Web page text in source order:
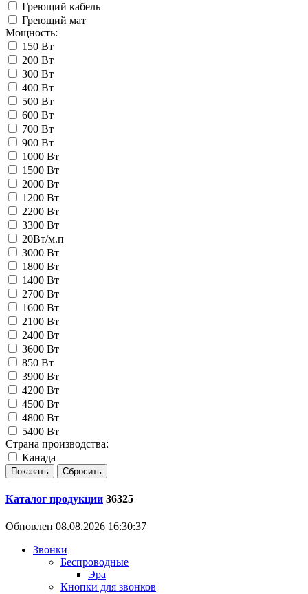
Греющий кабель
Греющий мат
Мощность:
150 Вт
200 Вт
300 Вт
400 Вт
500 Вт
600 Вт
700 Вт
900 Вт
1000 Вт
1500 Вт
2000 Вт
1200 Вт
2200 Вт
3300 Вт
20Вт/м.п
3000 Вт
1800 Вт
1400 Вт
2700 Вт
1600 Вт
2100 Вт
2400 Вт
3600 Вт
850 Вт
3900 Вт
4200 Вт
4500 Вт
4800 Вт
5400 Вт
Страна производства:
Канада
Каталог продукции 36325
Обновлен 08.08.2026 16:30:37
Звонки
Беспроводные
Эра
Кнопки для звонков